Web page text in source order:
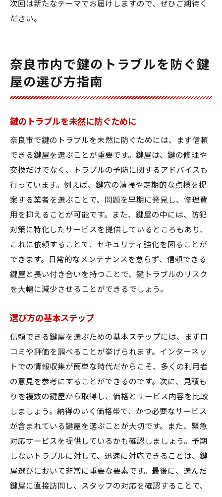
次回は新たなテーマでお届けしますので、ぜひご期待く
ださい。
奈良市内で鍵のトラブルを防ぐ鍵
屋の選び方指南
鍵のトラブルを未然に防ぐために
奈良市で鍵のトラブルを未然に防ぐためには、まず信頼
できる鍵屋を選ぶことが重要です。鍵屋は、鍵の修理や
交換だけでなく、トラブルの予防に関するアドバイスも
行っています。例えば、鍵穴の清掃や定期的な点検を提
案する業者を選ぶことで、問題を早期に発見し、修理費
用を抑えることが可能です。また、鍵屋の中には、防犯
対策に特化したサービスを提供しているところもあり、
これに依頼することで、セキュリティ強化を図ることが
できます。日常的なメンテナンスを怠らず、信頼できる
鍵屋と長い付き合いを持つことで、鍵トラブルのリスク
を大幅に減少させることができるでしょう。
選び方の基本ステップ
信頼できる鍵屋を選ぶための基本ステップには、まず口
コミや評価を調べることが挙げられます。インターネッ
トでの情報収集が簡単な時代だからこそ、多くの利用者
の意見を参考にすることができるのです。次に、見積も
りを複数の鍵屋から取得し、価格とサービス内容を比較
しましょう。納得のいく価格帯で、かつ必要なサービス
が含まれている鍵屋を選ぶことが大切です。また、緊急
対応サービスを提供しているかも確認しましょう。予期
しないトラブルに対して、迅速に対応できることは、鍵
屋選びにおいて非常に重要な要素です。最後に、選んだ
鍵屋に直接訪問し、スタッフの対応を確認することで、